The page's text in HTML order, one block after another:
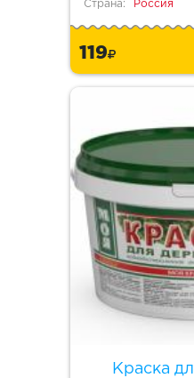
Страна:
Россия
119
Краска